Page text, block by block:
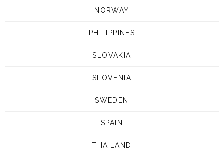
NORWAY
PHILIPPINES
SLOVAKIA
SLOVENIA
SWEDEN
SPAIN
THAILAND